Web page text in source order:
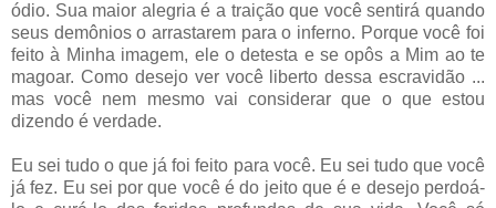
ódio. Sua maior alegria é a traição que você sentirá quando
seus demônios o arrastarem para o inferno. Porque você foi
feito à Minha imagem, ele o detesta e se opôs a Mim ao te
magoar. Como desejo ver você liberto dessa escravidão ...
mas você nem mesmo vai considerar que o que estou
dizendo é verdade.
Eu sei tudo o que já foi feito para você. Eu sei tudo que você
já fez. Eu sei por que você é do jeito que é e desejo perdoá-